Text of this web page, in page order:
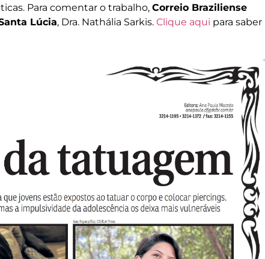
Para comentar o trabalho, Correio Braziliense
Lúcia, Dra. Nathália Sarkis. Clique aqui para saber